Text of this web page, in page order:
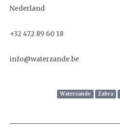
Nederland
+32 472 89 60 18
info@waterzande.be
Waterzande Zabra